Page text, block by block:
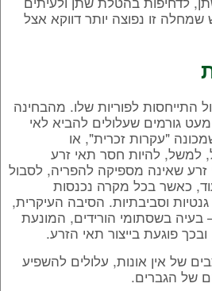
זו נפוצה יותר דווקא אצל
התייחסות לפוריות שלו. מהבחינה
גורמים שעלולים להביא לאי
"עקרות זכרית", או
למשל, להיות חסר תאי זרע
זרע שאינה מספיקה להפריה, לסבול
כאשר בכל מקרה נכנסות
גנטיות וסביבתיות. הסיבה העיקרית,
בעיה בשסתומי הורידים, המונעת
פוגעת בייצור תאי הזרע.
של אין אונות, עלולים להשפיע
של הגברים.